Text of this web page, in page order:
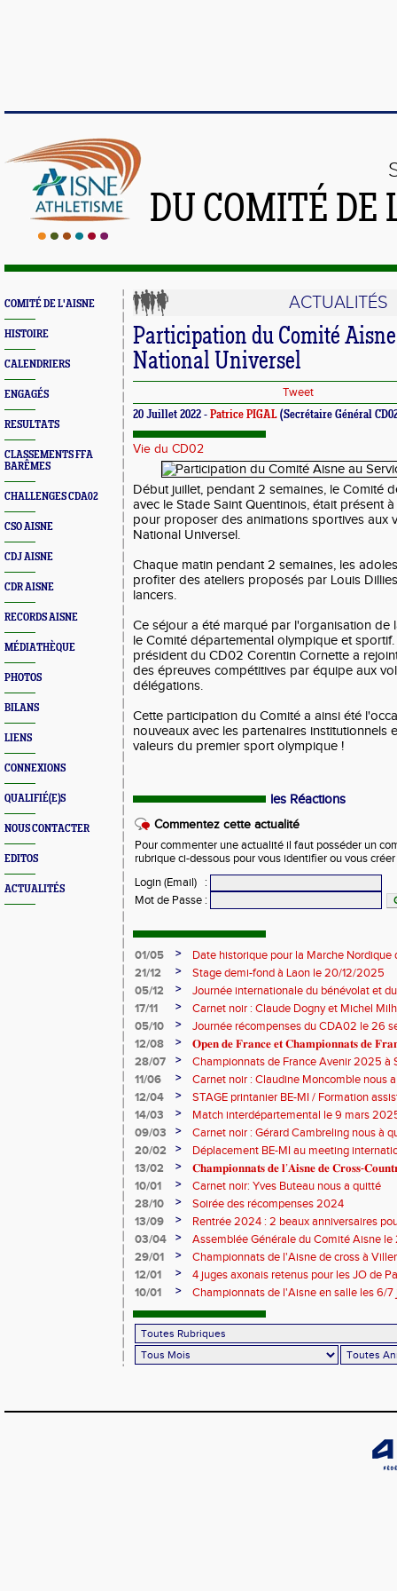
DU COMITÉ
COMITÉ DE L'AISNE
HISTOIRE
CALENDRIERS
ENGAGÉS
RESULTATS
CLASSEMENTS FFA
BARÊMES
CHALLENGES CDA02
CSO AISNE
CDJ AISNE
CDR AISNE
RECORDS AISNE
MÉDIATHÈQUE
PHOTOS
BILANS
LIENS
CONNEXIONS
QUALIFIÉ(E)S
NOUS CONTACTER
EDITOS
ACTUALITÉS
ACTUALITÉS
Participation du Comité
National Universel
Tweet
20 Juillet 2022 - Patrice PIGAL (Secrétaire Général
Vie du CD02
Début juillet, pendant 2 semaines, le Comité
avec le Stade Saint Quentinois, était présent
pour proposer des animations sportives aux
National Universel.
Chaque matin pendant 2 semaines, les
profiter des ateliers proposés par Louis
lancers.
Ce séjour a été marqué par l'organisation de
le Comité départemental olympique et
président du CD02 Corentin Cornette a
des épreuves compétitives par équipe aux
délégations.
Cette participation du Comité a ainsi été
nouveaux avec les partenaires institutionnels
valeurs du premier sport olympique !
les Réactions
Commentez cette actualité
Pour commenter une actualité il faut posséder un
rubrique ci-dessous pour vous identifier ou vous
Login (Email)
:
Mot de Passe :
01/05 >
Date historique pour la Marche Nordique
21/12
>
Stage demi-fond à Laon le 20/12/2025
05/12
>
Journée internationale du bénévolat et
17/11
>
Carnet noir : Claude Dogny et Michel
05/10
>
Journée récompenses du CDA02 le 26
12/08
>
𝐎𝐩𝐞𝐧 𝐝𝐞 𝐅𝐫𝐚𝐧𝐜𝐞 𝐞𝐭 𝐂𝐡𝐚𝐦𝐩𝐢𝐨𝐧𝐧𝐚𝐭𝐬 𝐝𝐞
28/07
>
Championnats de France Avenir 2025 à
11/06
>
Carnet noir : Claudine Moncomble nous
12/04
>
STAGE printanier BE-MI / Formation
14/03
>
Match interdépartemental le 9 mars
09/03
>
Carnet noir : Gérard Cambreling nous à
20/02
>
Déplacement BE-MI au meeting
13/02
>
𝐂𝐡𝐚𝐦𝐩𝐢𝐨𝐧𝐧𝐚𝐭𝐬 𝐝𝐞 𝐥’𝐀𝐢𝐬𝐧𝐞 𝐝𝐞 𝐂𝐫𝐨𝐬𝐬-
10/01
>
Carnet noir: Yves Buteau nous a quitté
28/10
>
Soirée des récompenses 2024
13/09
>
Rentrée 2024 : 2 beaux anniversaires
l'ACCT et le CA Belleu
03/04 >
Assemblée Générale du Comité Aisne
29/01
>
Championnats de l'Aisne de cross à
2024
12/01 >
4 juges axonais retenus pour les JO de
10/01
> Championnats de l'Aisne en salle les 6/